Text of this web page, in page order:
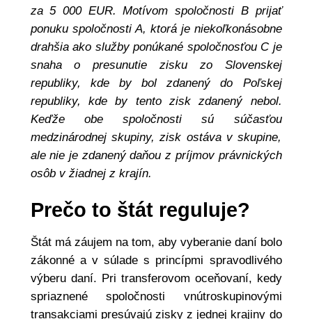
za 5 000 EUR. Motívom spoločnosti B prijať
ponuku spoločnosti A, ktorá je niekoľkonásobne
drahšia ako služby ponúkané spoločnosťou C je
snaha o presunutie zisku zo Slovenskej
republiky, kde by bol zdanený do Poľskej
republiky, kde by tento zisk zdanený nebol.
Keďže obe spoločnosti sú súčasťou
medzinárodnej skupiny, zisk ostáva v skupine,
ale nie je zdanený daňou z príjmov právnických
osôb v žiadnej z krajín.
Prečo to štát reguluje?
Štát má záujem na tom, aby vyberanie daní bolo
zákonné a v súlade s princípmi spravodlivého
výberu daní. Pri transferovom oceňovaní, kedy
spriaznené spoločnosti vnútroskupinovými
transakciami presúvajú zisky z jednej krajiny do